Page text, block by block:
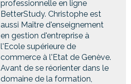
professionnelle en ligne
BetterStudy. Christophe est
aussi Maître d'enseignement
en gestion d'entreprise à
l'Ecole supérieure de
commerce à l'Etat de Genève.
Avant de se réorienter dans le
domaine de la formation,